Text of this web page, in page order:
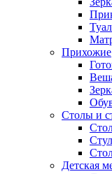
Прихожие
Столы и
Детская